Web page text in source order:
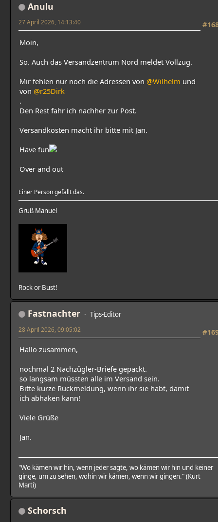
Anulu
27 April 2026, 14:13:40
Moin,
So. Auch das Versandzentrum Nord meldet Vollzug.
Mir fehlen nur noch die Adressen von @Wilhelm und
von @r25Dirk
.
Den Rest fahr ich nachher zur Post.
Versandkosten macht ihr bitte mit Jan.
Have fun
Over and out
Einer Person gefällt das.
Gruß Manuel
Rock or Bust!
Fastnachter Tips-Editor
28 April 2026, 09:05:02
Hallo zusammen,
nochmal 2 Nachzügler-Briefe gepackt.
so langsam müssten alle im Versand sein.
Bitte kurze Rückmeldung, wenn ihr sie habt, damit
ich abhaken kann!
Viele Grüße
Jan.
"Wo kämen wir hin, wenn jeder sagte, wo kämen wir hin und keiner
ginge, um zu sehen, wohin wir kämen, wenn wir gingen." (Kurt
Marti)
Schorsch